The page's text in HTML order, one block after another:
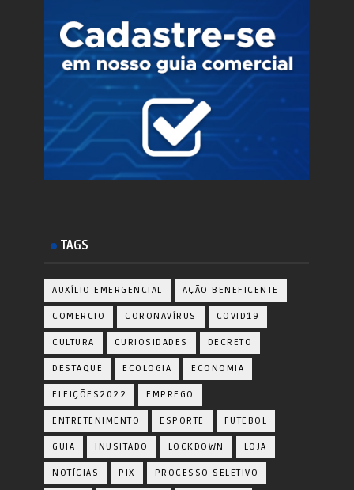
TAGS
AUXÍLIO EMERGENCIAL AÇÃO BENEFICENTE
COMERCIO CORONAVÍRUS COVID19
CULTURA CURIOSIDADES DECRETO
DESTAQUE ECOLOGIA ECONOMIA
ELEIÇÕES2022 EMPREGO
ENTRETENIMENTO ESPORTE FUTEBOL
GUIA INUSITADO LOCKDOWN LOJA
NOTÍCIAS PIX PROCESSO SELETIVO